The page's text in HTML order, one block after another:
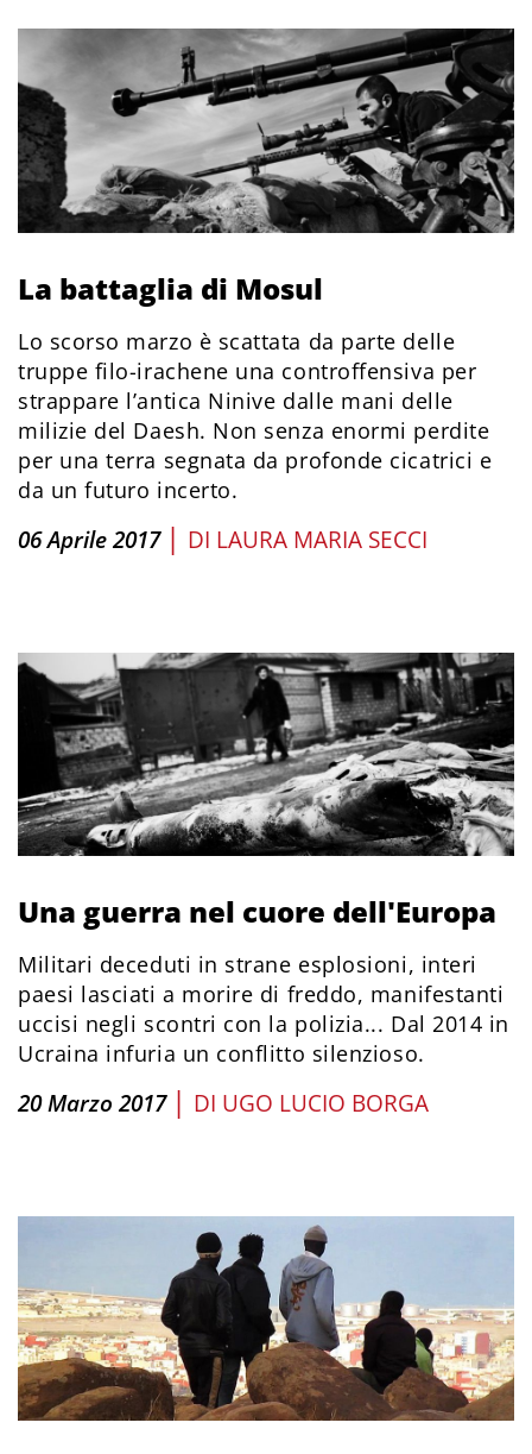
La battaglia di Mosul
Lo scorso marzo è scattata da parte delle
truppe filo-irachene una controffensiva per
strappare l’antica Ninive dalle mani delle
milizie del Daesh. Non senza enormi perdite
per una terra segnata da profonde cicatrici e
da un futuro incerto.
06 Aprile 2017 | DI LAURA MARIA SECCI
Una guerra nel cuore dell'Europa
Militari deceduti in strane esplosioni, interi
paesi lasciati a morire di freddo, manifestanti
uccisi negli scontri con la polizia... Dal 2014 in
Ucraina infuria un conflitto silenzioso.
20 Marzo 2017 | DI UGO LUCIO BORGA